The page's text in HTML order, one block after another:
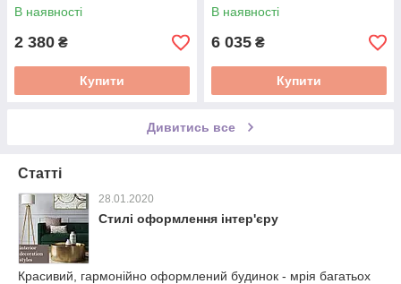
В наявності
2 380 ₴
Купити
В наявності
6 035 ₴
Купити
Дивитись все
Статті
28.01.2020
Стилі оформлення інтер'єру
Красивий, гармонійно оформлений будинок - мрія багатьох